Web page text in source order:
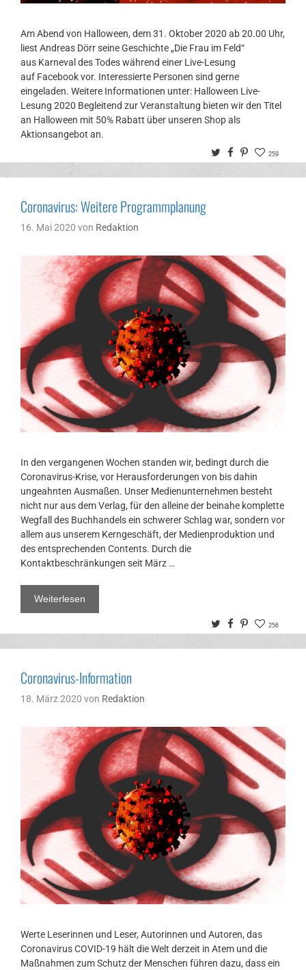
Am Abend von Halloween, dem 31. Oktober 2020 ab 20.00 Uhr,
liest Andreas Dörr seine Geschichte „Die Frau im Feld“
aus Karneval des Todes während einer Live-Lesung
auf Facebook vor. Interessierte Personen sind gerne
eingeladen. Weitere Informationen unter: Halloween Live-
Lesung 2020 Begleitend zur Veranstaltung bieten wir den Titel
an Halloween mit 50% Rabatt über unseren Shop als
Aktionsangebot an.
TwitterFacebook
Pinterest
259
Coronavirus: Weitere Programmplanung
16. Mai 2020 von Redaktion
In den vergangenen Wochen standen wir, bedingt durch die
Coronavirus-Krise, vor Herausforderungen von bis dahin
ungeahnten Ausmaßen. Unser Medienunternehmen besteht
nicht nur aus dem Verlag, für den alleine der beinahe komplette
Wegfall des Buchhandels ein schwerer Schlag war, sondern vor
allem aus unserem Kerngeschäft, der Medienproduktion und
des entsprechenden Contents. Durch die
Kontaktbeschränkungen seit März …
Weiterlesen
TwitterFacebook
Pinterest
256
Coronavirus-Information
18. März 2020 von Redaktion
Werte Leserinnen und Leser, Autorinnen und Autoren, das
Coronavirus COVID-19 hält die Welt derzeit in Atem und die
Maßnahmen zum Schutz der Menschen führen dazu, dass ein